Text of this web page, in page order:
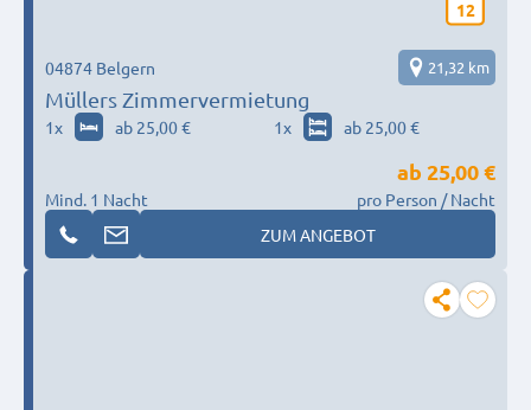
12
Müllers Zimmervermietung
04874 Belgern 21,32 km
1x ab 25,00 € 1x ab 25,00 €
Mind. 1 Nacht
ab 25,00 €
pro Person / Nacht
ZUM ANGEBOT